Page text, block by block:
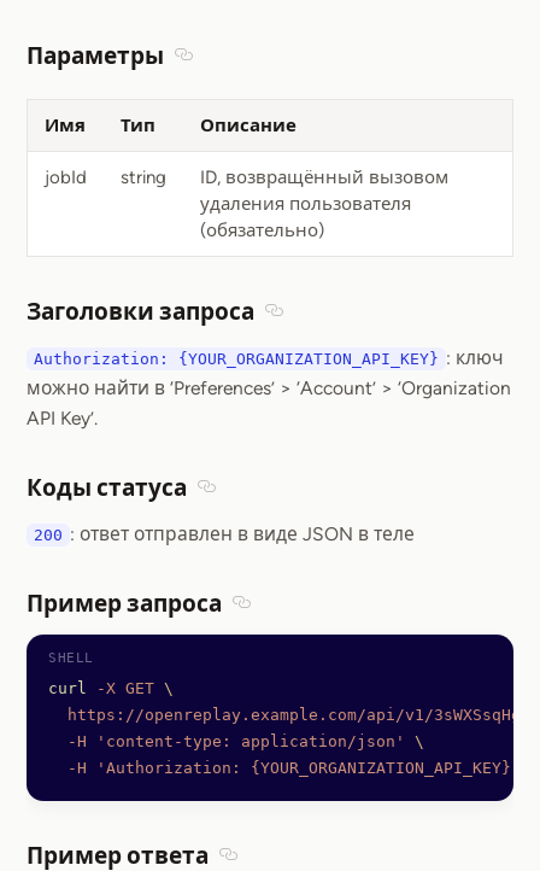
Параметры
Имя Тип Описание
jobId string
ID, возвращённый вызовом
удаления пользователя
(обязательно)
Заголовки запроса
Authorization: {YOUR_ORGANIZATION_API_KEY} : ключ
можно найти в ‘Preferences’ > ‘Account’ > ‘Organization
API Key’.
Коды статуса
200 : ответ отправлен в виде JSON в теле
Пример запроса
curl -X GET \
https://openreplay.example.com/api/v1/
  -H
'content-type: application/json'
\
  -H
'Authorization: {YOUR_ORGANIZATION_API_KEY}'
Пример ответа